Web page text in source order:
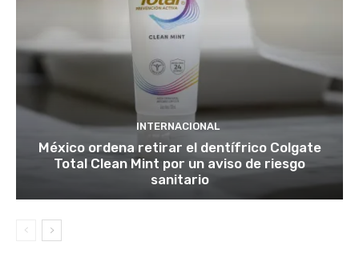
INTERNACIONAL
México ordena retirar el dentífrico Colgate
Total Clean Mint por un aviso de riesgo
sanitario